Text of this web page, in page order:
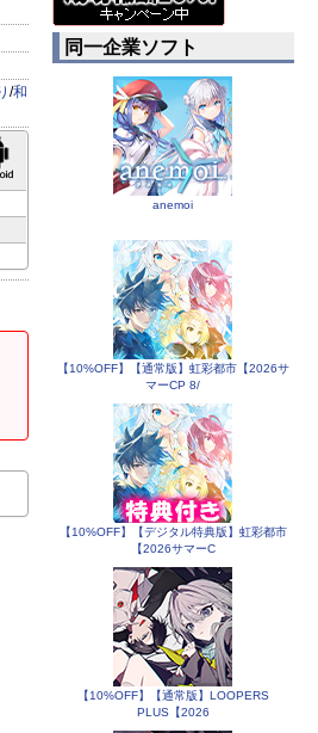
/和
応
同一企業ソフト
anemoi
【10%OFF】【通常版】虹彩都市【2026サ
マーCP 8/
【10%OFF】【デジタル特典版】虹彩都市
【2026サマーC
【10%OFF】【通常版】LOOPERS
PLUS【2026